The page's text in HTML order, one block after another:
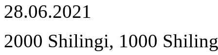
28.06.2021
2000 Shilingi, 1000